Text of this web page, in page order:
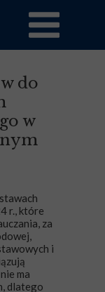
r., które
za
i
ma
dlatego
do
w